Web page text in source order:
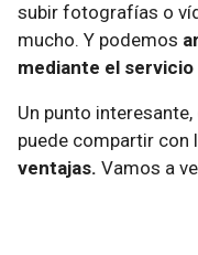
subir fotografías o
mucho. Y podemos
mediante el
Un punto
puede compartir con
ventajas. Vamos a